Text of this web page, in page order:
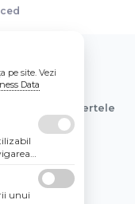
SRL
includ tva. Ofertele
pe site. Vezi
Data
unui